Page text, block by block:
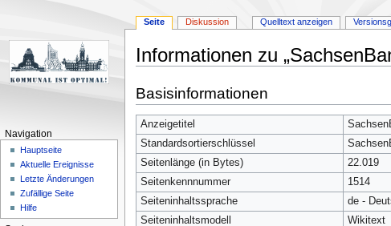
Informationen zu
Navigation
springen
Suche
springen
Basisinformationen
Anzeigetitel
Standardsortierschlüssel
Seitenlänge (in Bytes)
22.019
Seitenkennnummer
1514
Seiteninhaltssprache
de -
Seiteninhaltsmodell
Wikitext
Seite Diskussion Quelltext anzeigen
Navigation
Hauptseite
Aktuelle Ereignisse
Letzte Änderungen
Zufällige Seite
Hilfe